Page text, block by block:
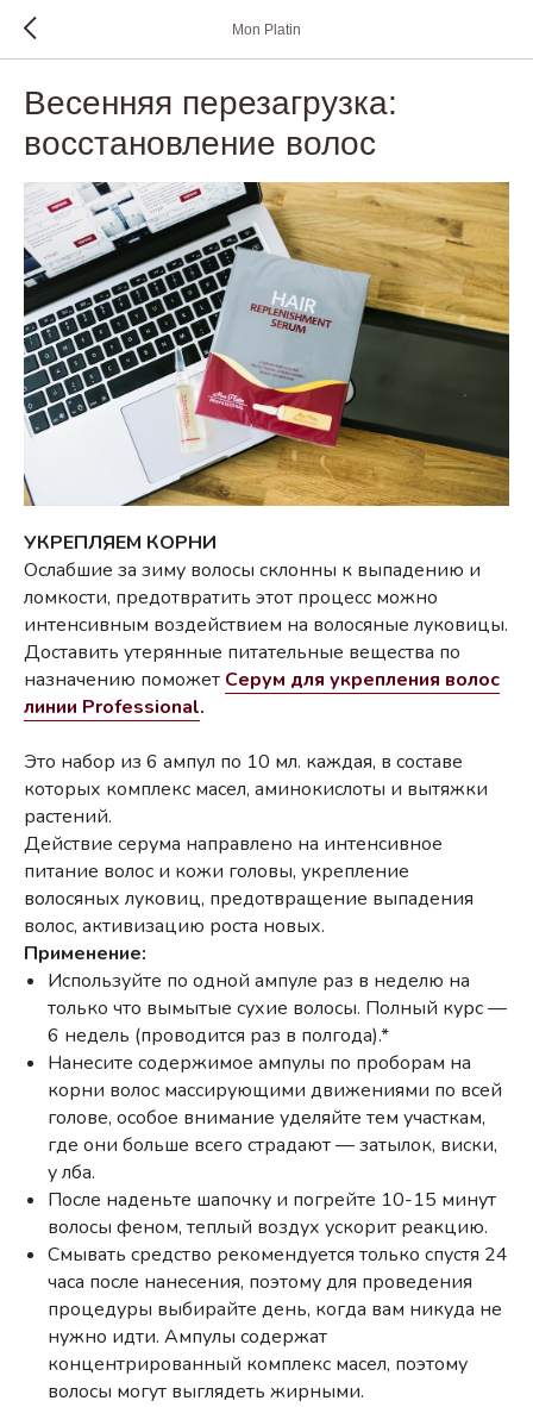
Mon Platin
Весенняя перезагрузка:
восстановление волос
УКРЕПЛЯЕМ КОРНИ
Ослабшие за зиму волосы склонны к выпадению и
ломкости, предотвратить этот процесс можно
интенсивным воздействием на волосяные луковицы.
Доставить утерянные питательные вещества по
назначению поможет Серум для укрепления волос
линии Professional.
Это набор из 6 ампул по 10 мл. каждая, в составе
которых комплекс масел, аминокислоты и вытяжки
растений.
Действие серума направлено на интенсивное
питание волос и кожи головы, укрепление
волосяных луковиц, предотвращение выпадения
волос, активизацию роста новых.
Применение:
Используйте по одной ампуле раз в неделю на
только что вымытые сухие волосы. Полный курс —
6 недель (проводится раз в полгода).*
Нанесите содержимое ампулы по проборам на
корни волос массирующими движениями по всей
голове, особое внимание уделяйте тем участкам,
где они больше всего страдают — затылок, виски,
у лба.
После наденьте шапочку и погрейте 10-15 минут
волосы феном, теплый воздух ускорит реакцию.
Смывать средство рекомендуется только спустя 24
часа после нанесения, поэтому для проведения
процедуры выбирайте день, когда вам никуда не
нужно идти. Ампулы содержат
концентрированный комплекс масел, поэтому
волосы могут выглядеть жирными.